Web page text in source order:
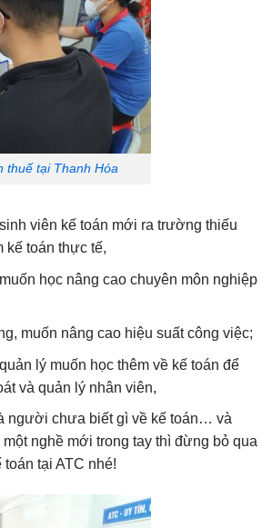
thuế tại Thanh Hóa
viên kế toán mới ra trường thiếu
kế toán thực tế,
học nâng cao chuyên môn nghiệp
muốn nâng cao hiệu suất công việc;
lý muốn học thêm về kế toán để
và quản lý nhân viên,
người chưa biết gì về kế toán… và
một nghề mới trong tay thì đừng bỏ qua
tại ATC nhé!